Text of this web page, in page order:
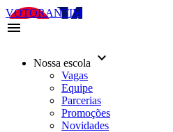
VOTORANTIM
menu
Nossa escola keyboard_arrow_down
Vagas
Equipe
Parcerias
Promoções
Novidades